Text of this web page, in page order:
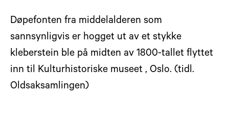
Døpefonten fra middelalderen som
sannsynligvis er hogget ut av et stykke
kleberstein ble på midten av 1800-tallet flyttet
inn til Kulturhistoriske museet , Oslo. (tidl.
Oldsaksamlingen)